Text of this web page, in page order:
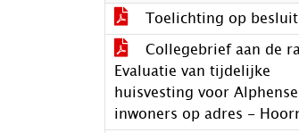
Toelichting op besluit
Collegebrief aan de
Evaluatie van tijdelijke
huisvesting voor Alphense
inwoners op adres -